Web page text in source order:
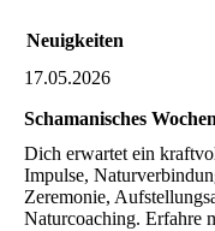
Neuigkeiten
17.05.2026
Schamanisches
Dich erwartet ein
Impulse,
Zeremonie,
Naturcoaching. Erfahre